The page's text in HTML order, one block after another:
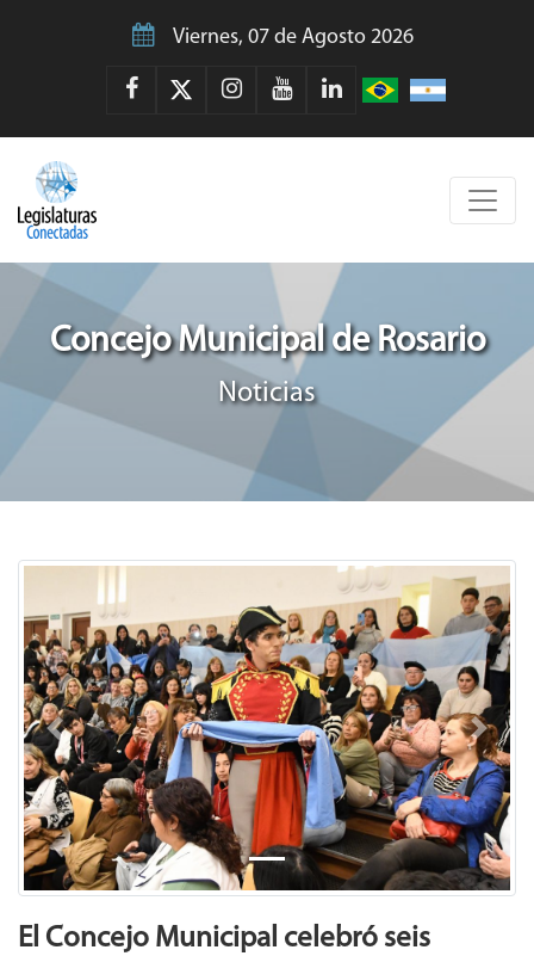
Viernes, 07 de Agosto 2026
Concejo Municipal de Rosario
Noticias
Previous Next
El Concejo Municipal celebró seis